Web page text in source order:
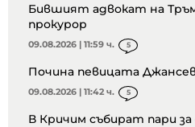
Бившият адвокат на
прокурор
09.08.2026 | 11:59 ч. 5
Почина певицата
09.08.2026 | 11:42 ч. 5
В Кричим събират пари